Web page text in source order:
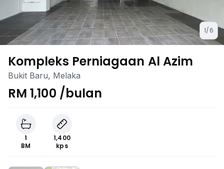
1/6
Kompleks Perniagaan Al Azim
Bukit Baru, Melaka
RM 1,100 /bulan
1
BM
1,400
kps